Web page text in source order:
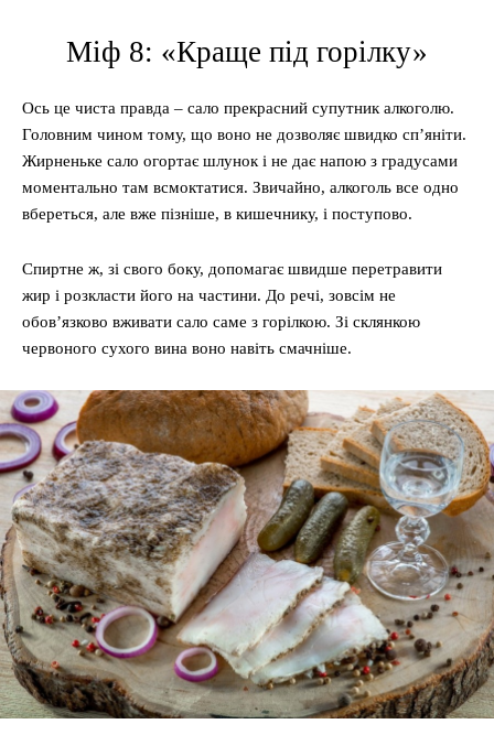
Міф 8: «Краще під горілку»
Ось це чиста правда – сало прекрасний супутник алкоголю.
Головним чином тому, що воно не дозволяє швидко сп’яніти.
Жирненьке сало огортає шлунок і не дає напою з градусами
моментально там всмоктатися. Звичайно, алкоголь все одно
вбереться, але вже пізніше, в кишечнику, і поступово.
Спиртне ж, зі свого боку, допомагає швидше перетравити
жир і розкласти його на частини. До речі, зовсім не
обов’язково вживати сало саме з горілкою. Зі склянкою
червоного сухого вина воно навіть смачніше.